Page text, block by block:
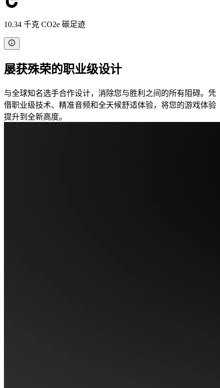
10.34 千克 CO2e 碳足迹
屡获殊荣的职业级设计
与全球知名选手合作设计，消除您与胜利之间的所有阻碍。凭
借职业级技术、精准音频和全天候舒适体验，将您的游戏体验
提升到全新高度。